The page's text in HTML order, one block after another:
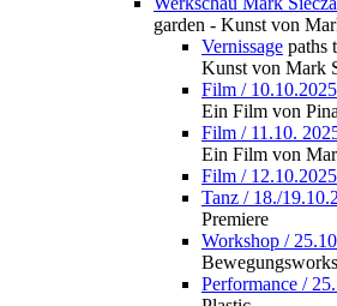
garden - Kunst von
Vernissage paths
Kunst von Mark
Film / 10.10.2025
Ein Film von
Film / 11.10.
Ein Film von
Film / 12.10.2025
Tanz / 18./
Premiere
Workshop /
Performance /